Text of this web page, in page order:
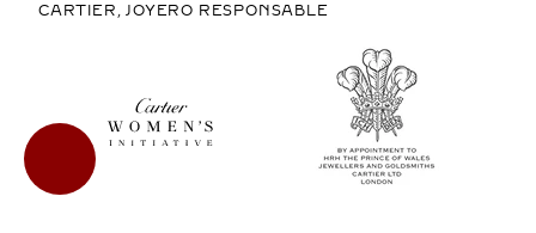
CARTIER, JOYERO RESPONSABLE